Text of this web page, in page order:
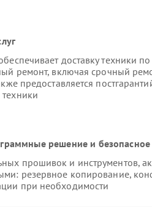
доставку техники
ремонт, включая срочный
предоставляется
решение и
прошивок и инструментов,
резервное копирование,
при необходимости